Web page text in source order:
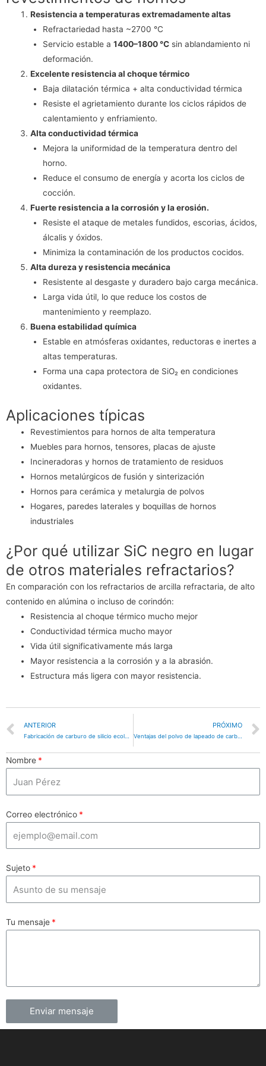
Resistencia a temperaturas extremadamente altas
Refractariedad hasta ~2700 °C
Servicio estable a 1400–1800 °Csin ablandamiento ni
deformación.
Excelente resistencia al choque térmico
Baja dilatación térmica + alta conductividad térmica
Resiste el agrietamiento durante los ciclos rápidos de
calentamiento y enfriamiento.
Alta conductividad térmica
Mejora la uniformidad de la temperatura dentro del
horno.
Reduce el consumo de energía y acorta los ciclos de
cocción.
Fuerte resistencia a la corrosión y la erosión.
Resiste el ataque de metales fundidos, escorias, ácidos,
álcalis y óxidos.
Minimiza la contaminación de los productos cocidos.
Alta dureza y resistencia mecánica
Resistente al desgaste y duradero bajo carga mecánica.
Larga vida útil, lo que reduce los costos de
mantenimiento y reemplazo.
Buena estabilidad química
Estable en atmósferas oxidantes, reductoras e inertes a
altas temperaturas.
Forma una capa protectora de SiO₂ en condiciones
oxidantes.
Aplicaciones típicas
Revestimientos para hornos de alta temperatura
Muebles para hornos, tensores, placas de ajuste
Incineradoras y hornos de tratamiento de residuos
Hornos metalúrgicos de fusión y sinterización
Hornos para cerámica y metalurgia de polvos
Hogares, paredes laterales y boquillas de hornos
industriales
¿Por qué utilizar SiC negro en lugar
de otros materiales refractarios?
En comparación con los refractarios de arcilla refractaria, de alto
contenido en alúmina o incluso de corindón:
Resistencia al choque térmico mucho mejor
Conductividad térmica mucho mayor
Vida útil significativamente más larga
Mayor resistencia a la corrosión y a la abrasión.
Estructura más ligera con mayor resistencia.
ANTERIOR
Fabricación de carburo de silicio ecológico en China
PRÓXIMO
Ventajas del polvo de lapeado de carburo de silicio verde
Nombre
Correo electrónico
Sujeto
Tu mensaje
Enviar mensaje